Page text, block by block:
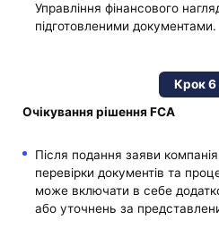
Управління фінансового
підготовленими документами.
Крок 6
Очікування рішення FCA
Після подання заяви
перевірки документів та
може включати в себе
або уточнень за